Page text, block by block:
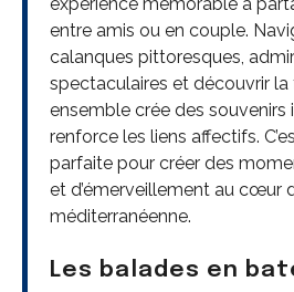
entre amis ou en couple.
calanques pittoresques,
spectaculaires et découvrir la
ensemble crée des souvenirs
renforce les liens affectifs.
parfaite pour créer des
et d’émerveillement au cœur
méditerranéenne.
Les balades en